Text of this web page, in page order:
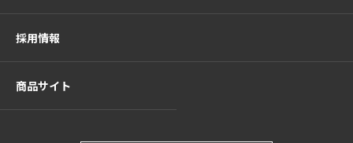
採用情報
商品サイト